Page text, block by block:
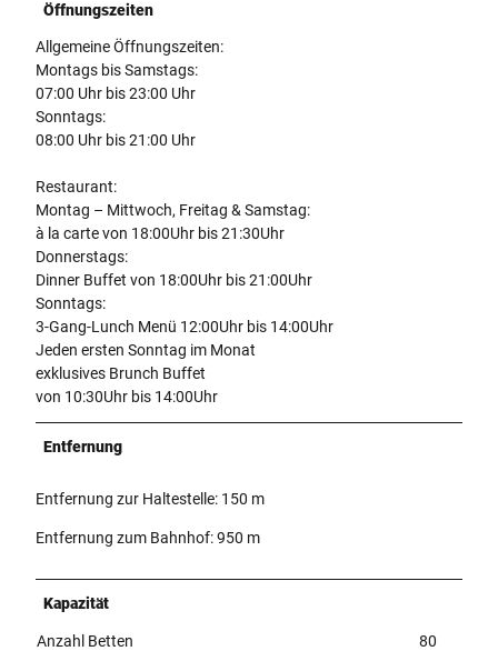
Öffnungszeiten
Allgemeine Öffnungszeiten:
Montags bis Samstags:
07:00 Uhr bis 23:00 Uhr
Sonntags:
08:00 Uhr bis 21:00 Uhr
Restaurant:
Montag – Mittwoch, Freitag & Samstag:
à la carte von 18:00Uhr bis 21:30Uhr
Donnerstags:
Dinner Buffet von 18:00Uhr bis 21:00Uhr
Sonntags:
3-Gang-Lunch Menü 12:00Uhr bis 14:00Uhr
Jeden ersten Sonntag im Monat
exklusives Brunch Buffet
von 10:30Uhr bis 14:00Uhr
Entfernung
Entfernung zur Haltestelle: 150 m
Entfernung zum Bahnhof: 950 m
Kapazität
Anzahl Betten
80